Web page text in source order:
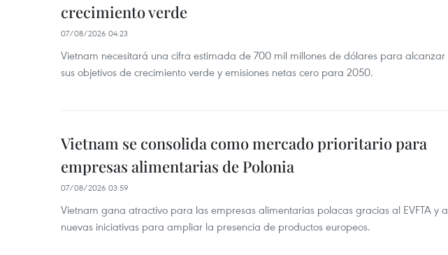
crecimiento verde
07/08/2026 04:23
Vietnam necesitará una cifra estimada de 700 mil millones de dólares para alcanzar
sus objetivos de crecimiento verde y emisiones netas cero para 2050.
Vietnam se consolida como mercado prioritario para
empresas alimentarias de Polonia
07/08/2026 03:59
Vietnam gana atractivo para las empresas alimentarias polacas gracias al EVFTA y a
nuevas iniciativas para ampliar la presencia de productos europeos.